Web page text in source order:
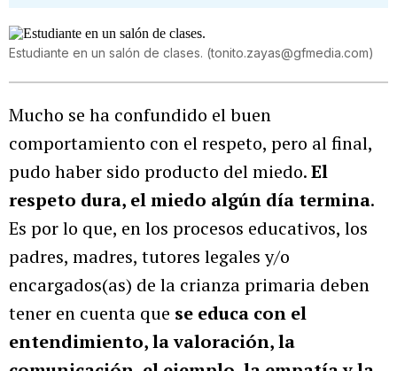
Estudiante en un salón de clases. (tonito.zayas@gfmedia.com)
Mucho se ha confundido el buen
comportamiento con el respeto, pero al final,
pudo haber sido producto del miedo.El
respeto dura, el miedo algún día termina.
Es por lo que, en los procesos educativos, los
padres, madres, tutores legales y/o
encargados(as) de la crianza primaria deben
tener en cuenta que se educa con el
entendimiento, la valoración, la